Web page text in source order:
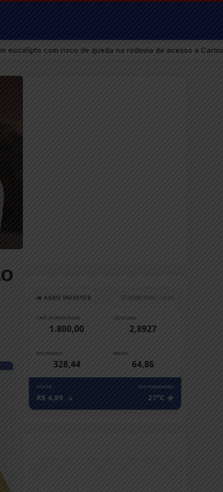
queda na rodovia de acesso a Carmo do Paranaíba ●
🚜 AGRO MONITOR 🕒 06/08/2026 • 14:32
CAFÉ (PATROCÍNIO)
1.800,00
LEITE (MG)
2,8927
BOI GORDO
328,44
MILHO
64,86
DÓLAR
R$ 4,89 ▲
RIO PARANAíBA
27°C ☀️